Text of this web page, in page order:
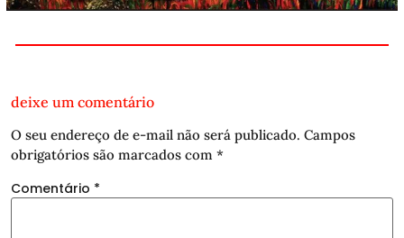
deixe um comentário
O seu endereço de e-mail não será publicado. Campos
obrigatórios são marcados com *
Comentário *